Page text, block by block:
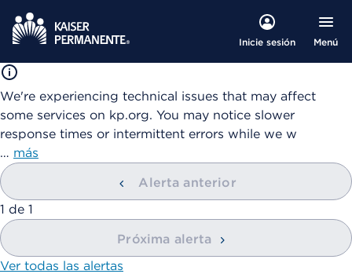
Inicie sesión Menú
We're experiencing technical issues that may affect
some services on kp.org. You may notice slower
response times or intermittent errors while we w
… más
Alerta anterior
mostrando
1 de 1
Próxima alerta
Ver todas las alertas